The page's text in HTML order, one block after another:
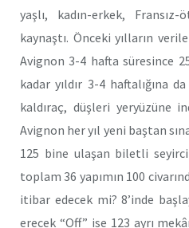
yaşlı, kadın-erkek,
kaynaştı. Önceki yılların
Avignon 3-4 hafta süresince
kadar yıldır 3-4 haftalığına
kaldıraç, düşleri yeryüzüne
Avignon her yıl yeni baştan
125 bine ulaşan biletli
toplam 36 yapımın 100
itibar edecek mi? 8’inde
erecek “Off” ise 123 ayrı